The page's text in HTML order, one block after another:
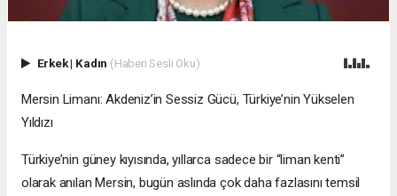
Erkek| Kadın (Haberi Sesli Oku)
Mersin Limanı: Akdeniz’in Sessiz Gücü, Türkiye’nin Yükselen
Yıldızı
Türkiye’nin güney kıyısında, yıllarca sadece bir “liman kenti”
olarak anılan Mersin, bugün aslında çok daha fazlasını temsil